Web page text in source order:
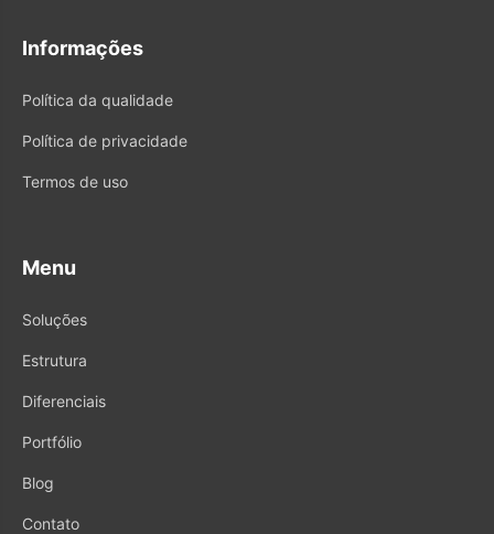
Informações
Política da qualidade
Política de privacidade
Termos de uso
Menu
Soluções
Estrutura
Diferenciais
Portfólio
Blog
Contato